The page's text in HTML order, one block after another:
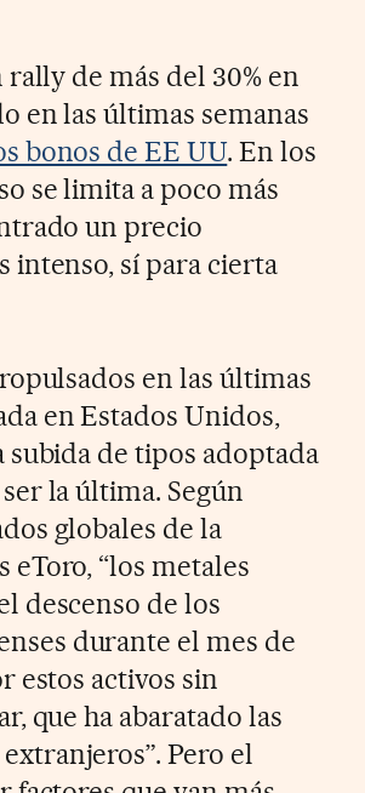
de más del 30% en
en las últimas semanas
bonos de EE UU. En los
se limita a poco más
un precio
intenso, sí para cierta
en las últimas
en Estados Unidos,
subida de tipos adoptada
la última. Según
globales de la
“los metales
descenso de los
durante el mes de
estos activos sin
que ha abaratado las
Pero el